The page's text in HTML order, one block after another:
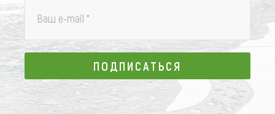
Ваш e-mail *
ПОДПИСАТЬСЯ
ПОДПИСАТЬСЯ